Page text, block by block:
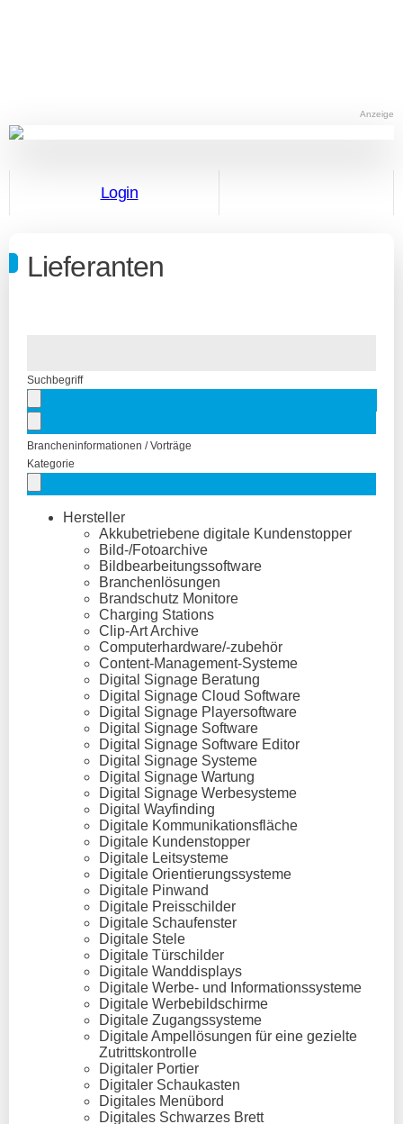
Anzeige
Login
Lieferanten
Suchbegriff
Brancheninformationen / Vorträge
Kategorie
Hersteller
Akkubetriebene digitale Kundenstopper
Bild-/Fotoarchive
Bildbearbeitungssoftware
Branchenlösungen
Brandschutz Monitore
Charging Stations
Clip-Art Archive
Computerhardware/-zubehör
Content-Management-Systeme
Digital Signage Beratung
Digital Signage Cloud Software
Digital Signage Playersoftware
Digital Signage Software
Digital Signage Software Editor
Digital Signage Systeme
Digital Signage Wartung
Digital Signage Werbesysteme
Digital Wayfinding
Digitale Kommunikationsfläche
Digitale Kundenstopper
Digitale Leitsysteme
Digitale Orientierungssysteme
Digitale Pinwand
Digitale Preisschilder
Digitale Schaufenster
Digitale Stele
Digitale Türschilder
Digitale Wanddisplays
Digitale Werbe- und Informationssysteme
Digitale Werbebildschirme
Digitale Zugangssysteme
Digitale Ampellösungen für eine gezielte
Zutrittskontrolle
Digitaler Portier
Digitaler Schaukasten
Digitales Menübord
Digitales Schwarzes Brett